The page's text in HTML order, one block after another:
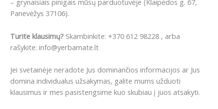
– grynaisiais pinigais mūsų parduotuvėje (Klaipėdos g. 67,
Panevėžys 37106).
Turite klausimų? Skambinkite: +370 612 98228 , arba
rašykite: info@yerbamate.lt
Jei svetainėje neradote Jus dominančios informacijos ar Jus
domina individualus užsakymas, galite mums užduoti
klausimus ir mes pasistengsime kuo skubiau į juos atsakyti.